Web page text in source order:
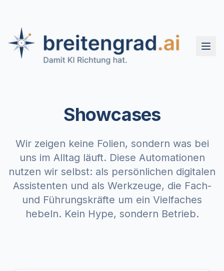
Showcases
Wir zeigen keine Folien, sondern was bei
uns im Alltag läuft. Diese Automationen
nutzen wir selbst: als persönlichen digitalen
Assistenten und als Werkzeuge, die Fach-
und Führungskräfte um ein Vielfaches
hebeln. Kein Hype, sondern Betrieb.